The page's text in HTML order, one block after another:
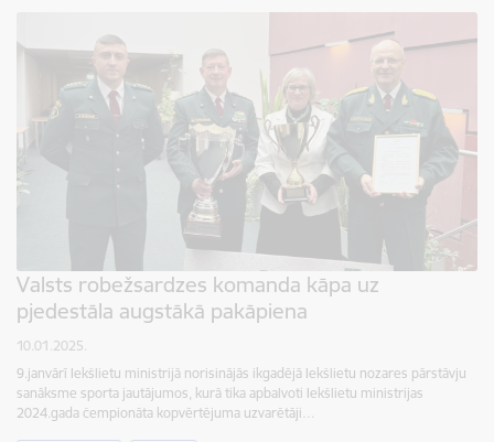
Valsts robežsardzes komanda kāpa uz
pjedestāla augstākā pakāpiena
10.01.2025.
9.janvārī Iekšlietu ministrijā norisinājās ikgadējā Iekšlietu nozares pārstāvju
sanāksme sporta jautājumos, kurā tika apbalvoti Iekšlietu ministrijas
2024.gada čempionāta kopvērtējuma uzvarētāji…